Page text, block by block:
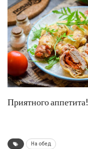
Приятного аппетита!
На обед